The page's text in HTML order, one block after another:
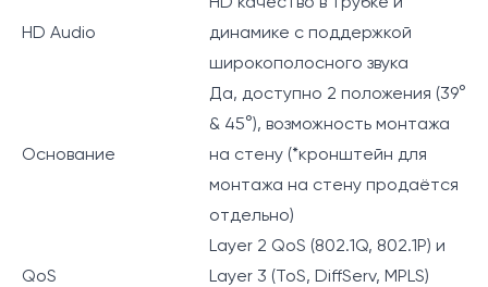
HD Audio
динамике с поддержкой
широкополосного звука
Основание
Да, доступно 2 положения (39°
& 45°), возможность монтажа
на стену (*кронштейн для
монтажа на стену продаётся
отдельно)
QoS
Layer 2 QoS (802.1Q, 802.1P) и
Layer 3 (ToS, DiffServ, MPLS)